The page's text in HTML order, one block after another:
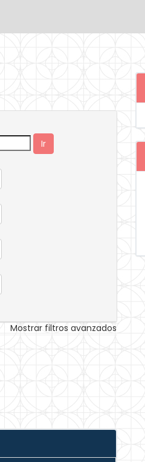
Mostrar filtros avanzados